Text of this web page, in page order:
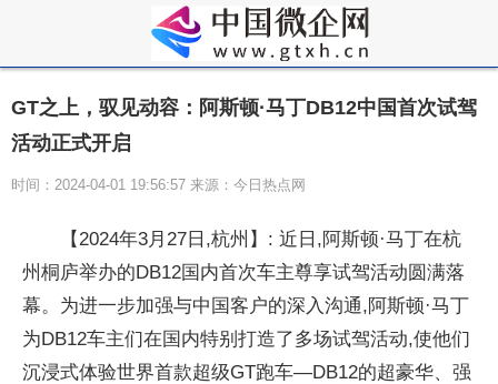
GT之上，驭见动容：阿斯顿·马丁DB12中国首次试驾
活动正式开启
时间：2024-04-01 19:56:57 来源：今日热点网
【2024年3月27日,杭州】: 近日,阿斯顿·马丁在杭
州桐庐举办的DB12国内首次车主尊享试驾活动圆满落
幕。为进一步加强与中国客户的深入沟通,阿斯顿·马丁
为DB12车主们在国内特别打造了多场试驾活动,使他们
沉浸式体验世界首款超级GT跑车—DB12的超豪华、强